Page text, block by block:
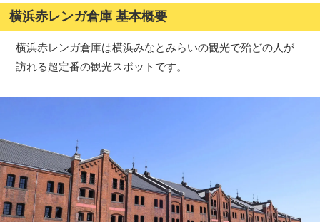
横浜赤レンガ倉庫 基本概要
横浜赤レンガ倉庫は横浜みなとみらいの観光で殆どの人が
訪れる超定番の観光スポットです。